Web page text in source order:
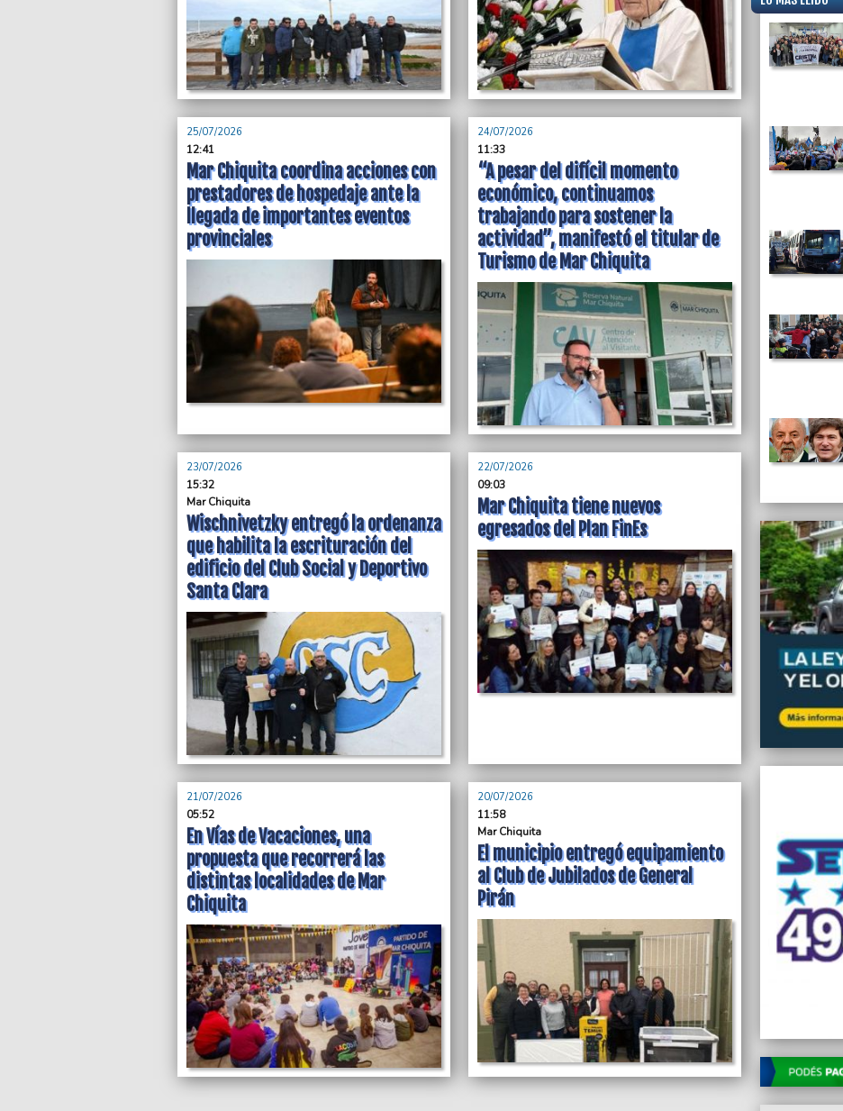
25/07/2026
12:41
Mar Chiquita coordina acciones con
prestadores de hospedaje ante la
llegada de importantes eventos
provinciales
24/07/2026
11:33
“A pesar del difícil momento
económico, continuamos
trabajando para sostener la
actividad”, manifestó el titular de
Turismo de Mar Chiquita
23/07/2026
15:32
Mar Chiquita
Wischnivetzky entregó la ordenanza
que habilita la escrituración del
edificio del Club Social y Deportivo
Santa Clara
22/07/2026
09:03
Mar Chiquita tiene nuevos
egresados del Plan FinEs
21/07/2026
05:52
En Vías de Vacaciones, una
propuesta que recorrerá las
distintas localidades de Mar
Chiquita
20/07/2026
11:58
Mar Chiquita
El municipio entregó equipamiento
al Club de Jubilados de General
Pirán